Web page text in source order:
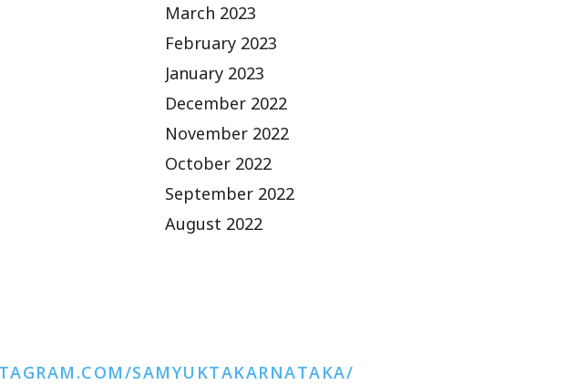
March 2023
February 2023
January 2023
December 2022
November 2022
October 2022
September 2022
August 2022
SAMYUKTAKARNATAKA/